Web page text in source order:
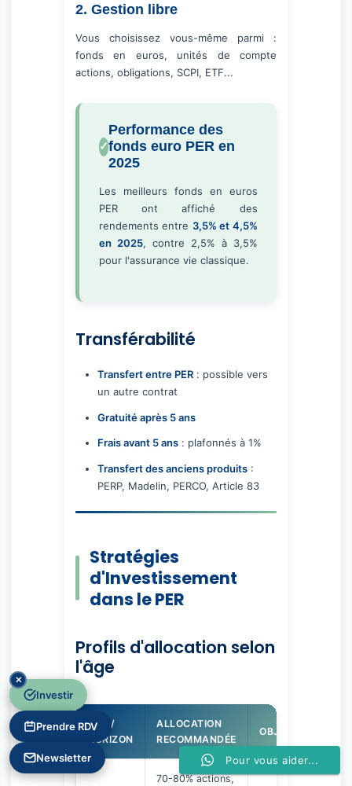
2. Gestion libre
Vous choisissez vous-même parmi :
fonds en euros, unités de compte
actions, obligations, SCPI, ETF...
Performance des
fonds euro PER en
2025
Les meilleurs fonds en euros
PER ont affiché des
rendements entre 3,5% et 4,5%
en 2025, contre 2,5% à 3,5%
pour l'assurance vie classique.
Transférabilité
Transfert entre PER : possible vers
un autre contrat
Gratuité après 5 ans
Frais avant 5 ans : plafonnés à 1%
Transfert des anciens produits :
PERP, Madelin, PERCO, Article 83
Stratégies
d'Investissement
dans le PER
Profils d'allocation selon
l'âge
ÂGE /
HORIZON
ALLOCATION
RECOMMANDÉE
OBJECTIF
70-80% actions,
Pour vous aider...
✕
Investir
Prendre RDV
Newsletter